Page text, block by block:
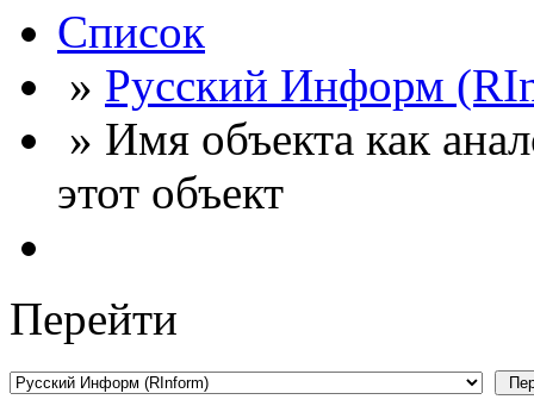
Список
» Русский Информ
» Имя объекта как
этот объект
Перейти